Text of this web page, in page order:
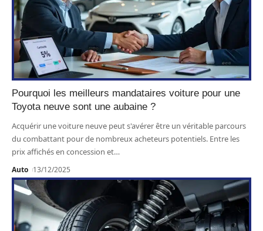
Pourquoi les meilleurs mandataires voiture pour une
Toyota neuve sont une aubaine ?
Acquérir une voiture neuve peut s'avérer être un véritable parcours
du combattant pour de nombreux acheteurs potentiels. Entre les
prix affichés en concession et…
Auto 13/12/2025